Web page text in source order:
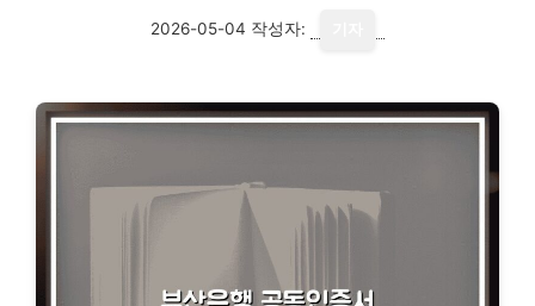
2026-05-04 작성자: